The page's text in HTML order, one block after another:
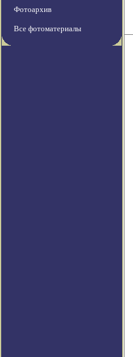
Фотоархив
Все фотоматериалы